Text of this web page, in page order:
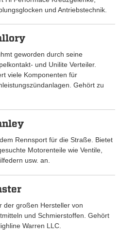
und Antriebstechnik.
geworden durch seine
und Unilite Verteiler.
viele Komponenten für
Gehört zu
Rennsport für die Straße. Bietet
Motorenteile wie Ventile,
usw. an.
der großen Hersteller von
und Schmierstoffen. Gehört
Warren LLC.